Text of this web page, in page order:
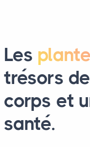
Les
trésors
corps et
santé.